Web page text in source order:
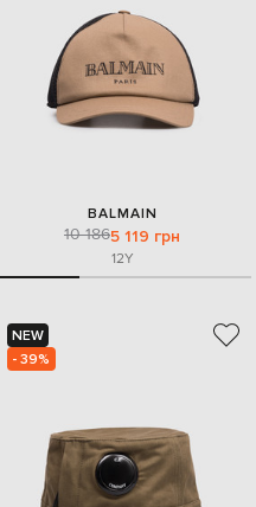
BALMAIN
10 1865 119 грн
12Y
NEW
- 39%